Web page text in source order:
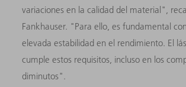
variaciones en la calidad del material",
Fankhauser. "Para ello, es fundamental
elevada estabilidad en el rendimiento. El
cumple estos requisitos, incluso en los
diminutos".